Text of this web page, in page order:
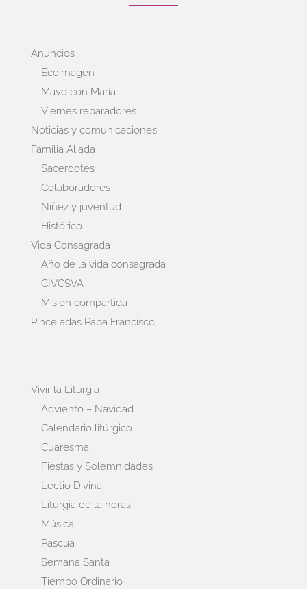
Anuncios
Ecoimagen
Mayo con María
Viernes reparadores
Noticias y comunicaciones
Familia Aliada
Sacerdotes
Colaboradores
Niñez y juventud
Histórico
Vida Consagrada
Año de la vida consagrada
CIVCSVA
Misión compartida
Pinceladas Papa Francisco
Vivir la Liturgia
Adviento – Navidad
Calendario litúrgico
Cuaresma
Fiestas y Solemnidades
Lectio Divina
Liturgia de la horas
Música
Pascua
Semana Santa
Tiempo Ordinario